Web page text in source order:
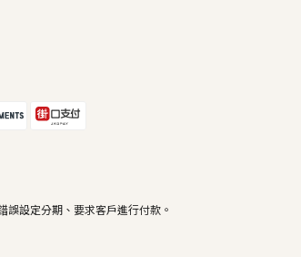
設定分期、要求客戶進行付款。